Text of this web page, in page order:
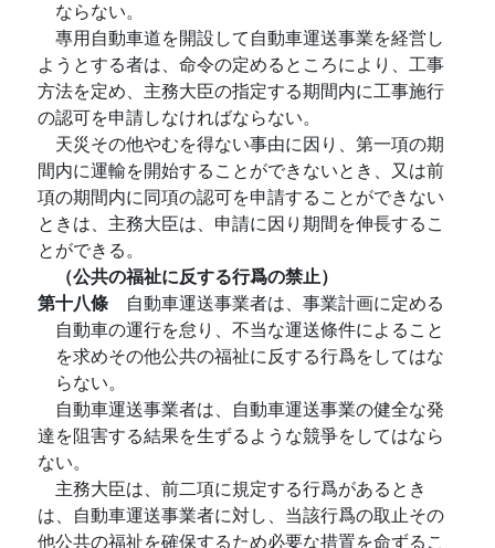
ならない。
專用自動車道を開設して自動車運送事業を経営し
ようとする者は、命令の定めるところにより、工事
方法を定め、主務大臣の指定する期間内に工事施行
の認可を申請しなければならない。
天災その他やむを得ない事由に因り、第一項の期
間内に運輸を開始することができないとき、又は前
項の期間内に同項の認可を申請することができない
ときは、主務大臣は、申請に因り期間を伸長するこ
とができる。
（公共の福祉に反する行爲の禁止）
第十八條 自動車運送事業者は、事業計画に定める
自動車の運行を怠り、不当な運送條件によること
を求めその他公共の福祉に反する行爲をしてはな
らない。
自動車運送事業者は、自動車運送事業の健全な発
達を阻害する結果を生ずるような競爭をしてはなら
ない。
主務大臣は、前二項に規定する行爲があるとき
は、自動車運送事業者に対し、当該行爲の取止その
他公共の福祉を確保するため必要な措置を命ずるこ